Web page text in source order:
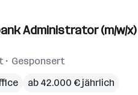
Administrator (m/w/x)
Gesponsert
ab 42.000 € jährlich